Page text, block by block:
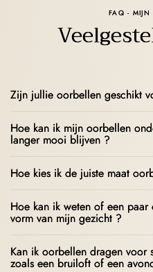
FAQ - MIJN
Zijn jullie oorbellen geschikt
Hoe kan ik mijn oorbellen
langer mooi blijven ?
Hoe kies ik de juiste maat
Hoe kan ik weten of een
vorm van mijn gezicht ?
Kan ik oorbellen dragen voor
zoals een bruiloft of een